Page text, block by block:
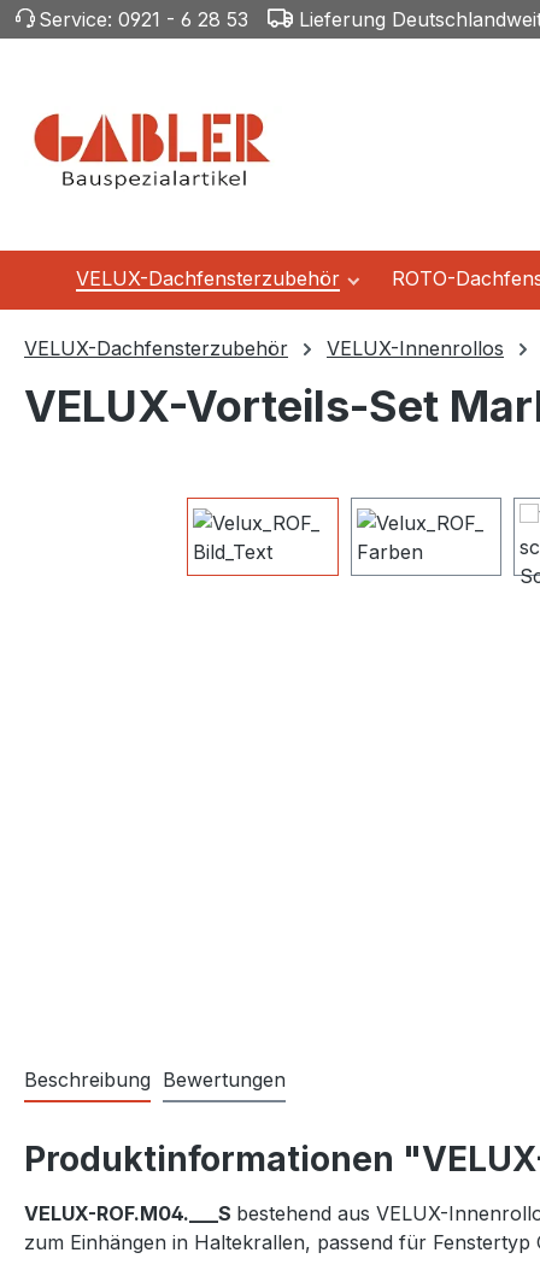
Hauptinhalt springen
Zur Suche springen
Zur Hauptnavigation springen
Service: 0921 - 6 28 53 Lieferung
VELUX-Dachfensterzubehör ROTO-
VELUX-Dachfensterzubehör VELUX-Innenrollos
VELUX-Vorteils-Set
Bildergalerie überspringen
Beschreibung Bewertungen
Produktinformationen
VELUX-ROF.M04.___S bestehend aus VELUX-
zum Einhängen in Haltekrallen, passend für Fenstertyp